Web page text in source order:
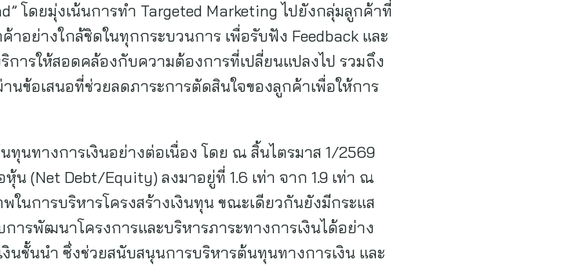
โดยมุ่งเน้นการทำ Targeted Marketing ไปยังกลุ่มลูกค้าที่
อย่างใกล้ชิดในทุกกระบวนการ เพื่อรับฟัง Feedback และ
ารให้สอดคล้องกับความต้องการที่เปลี่ยนแปลงไป รวมถึง
ข้อเสนอที่ช่วยลดภาระการตัดสินใจของลูกค้าเพื่อให้การ
ทางการเงินอย่างต่อเนื่อง โดย ณ สิ้นไตรมาส 1/2569
(Net Debt/Equity) ลงมาอยู่ที่ 1.6 เท่า จาก 1.9 เท่า ณ
นการบริหารโครงสร้างเงินทุน ขณะเดียวกันยังมีกระแส
ารพัฒนาโครงการและบริหารภาระทางการเงินได้อย่าง
นชั้นนำ ซึ่งช่วยสนับสนุนการบริหารต้นทุนทางการเงิน และ